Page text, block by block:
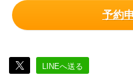
予約
LINEへ送る